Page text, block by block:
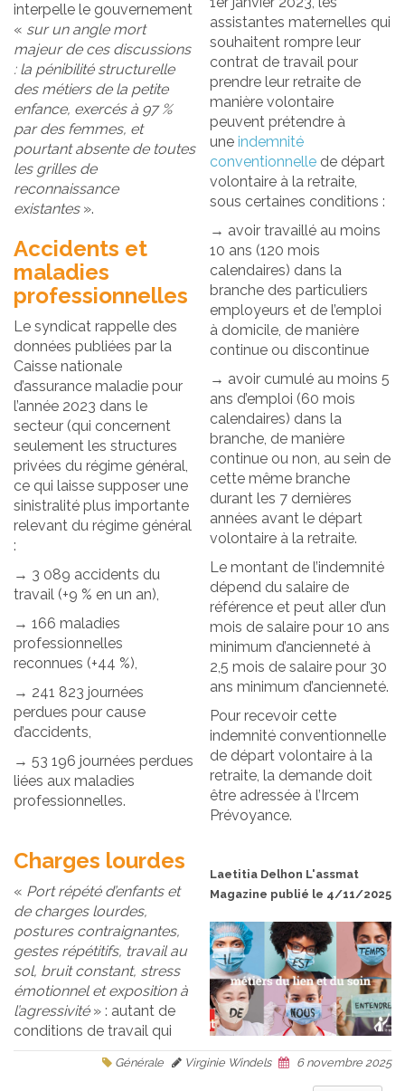
interpelle le gouvernement
« sur un angle mort
majeur de ces discussions
: la pénibilité structurelle
des métiers de la petite
enfance, exercés à 97 %
par des femmes, et
pourtant absente de toutes
les grilles de
reconnaissance
existantes».
Accidents et
maladies
professionnelles
Le syndicat rappelle des
données publiées par la
Caisse nationale
d’assurance maladie pour
l’année 2023 dans le
secteur (qui concernent
seulement les structures
privées du régime général,
ce qui laisse supposer une
sinistralité plus importante
relevant du régime général
:
→ 3 089 accidents du
travail (+9 % en un an),
→ 166 maladies
professionnelles
reconnues (+44 %),
→ 241 823 journées
perdues pour cause
d’accidents,
→ 53 196 journées perdues
liées aux maladies
professionnelles.
Charges lourdes
« Port répété d’enfants et
de charges lourdes,
postures contraignantes,
gestes répétitifs, travail au
sol, bruit constant, stress
émotionnel et exposition à
l’agressivité» : autant de
conditions de travail qui
assistantes maternelles qui
souhaitent rompre leur
contrat de travail pour
prendre leur retraite de
manière volontaire
peuvent prétendre à
une indemnité
conventionnelle de départ
volontaire à la retraite,
sous certaines conditions :
→ avoir travaillé au moins
10 ans (120 mois
calendaires) dans la
branche des particuliers
employeurs et de l’emploi
à domicile, de manière
continue ou discontinue
→ avoir cumulé au moins 5
ans d’emploi (60 mois
calendaires) dans la
branche, de manière
continue ou non, au sein de
cette même branche
durant les 7 dernières
années avant le départ
volontaire à la retraite.
Le montant de l’indemnité
dépend du salaire de
référence et peut aller d’un
mois de salaire pour 10 ans
minimum d’ancienneté à
2,5 mois de salaire pour 30
ans minimum d’ancienneté.
Pour recevoir cette
indemnité conventionnelle
de départ volontaire à la
retraite, la demande doit
être adressée à l’Ircem
Prévoyance.
Laetitia Delhon L'assmat
Magazine publié le 4/11/2025
Générale Virginie Windels 6 novembre 2025